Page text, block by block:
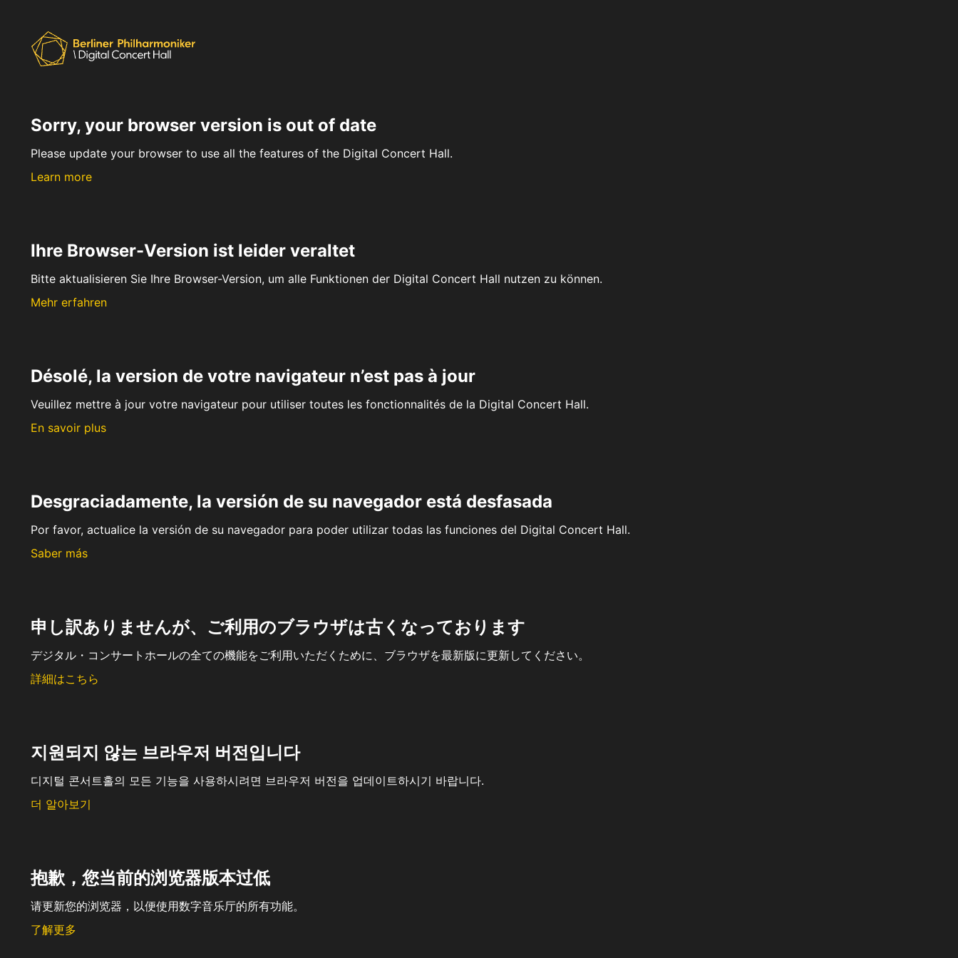
Sorry, your browser version is out of date
Please update your browser to use all the features of the Digital Concert Hall.
Learn more
Ihre Browser-Version ist leider veraltet
Bitte aktualisieren Sie Ihre Browser-Version, um alle Funktionen der Digital Concert Hall nutzen zu können.
Mehr erfahren
Désolé, la version de votre navigateur n’est pas à jour
Veuillez mettre à jour votre navigateur pour utiliser toutes les fonctionnalités de la Digital Concert Hall.
En savoir plus
Desgraciadamente, la versión de su navegador está desfasada
Por favor, actualice la versión de su navegador para poder utilizar todas las funciones del Digital Concert Hall.
Saber más
申し訳ありませんが、ご利用のブラウザは古くなっております
デジタル・コンサートホールの全ての機能をご利用いただくために、ブラウザを最新版に更新してください。
詳細はこちら
지원되지 않는 브라우저 버전입니다
디지털 콘서트홀의 모든 기능을 사용하시려면 브라우저 버전을 업데이트하시기 바랍니다.
더 알아보기
抱歉，您当前的浏览器版本过低
请更新您的浏览器，以便使用数字音乐厅的所有功能。
了解更多